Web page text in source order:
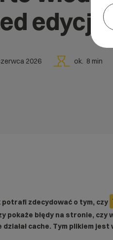
2026 ok. 8 min
potrafi zdecydować o tym, czy
pokaże błędy na stronie, czy
działał cache. Tym plikiem